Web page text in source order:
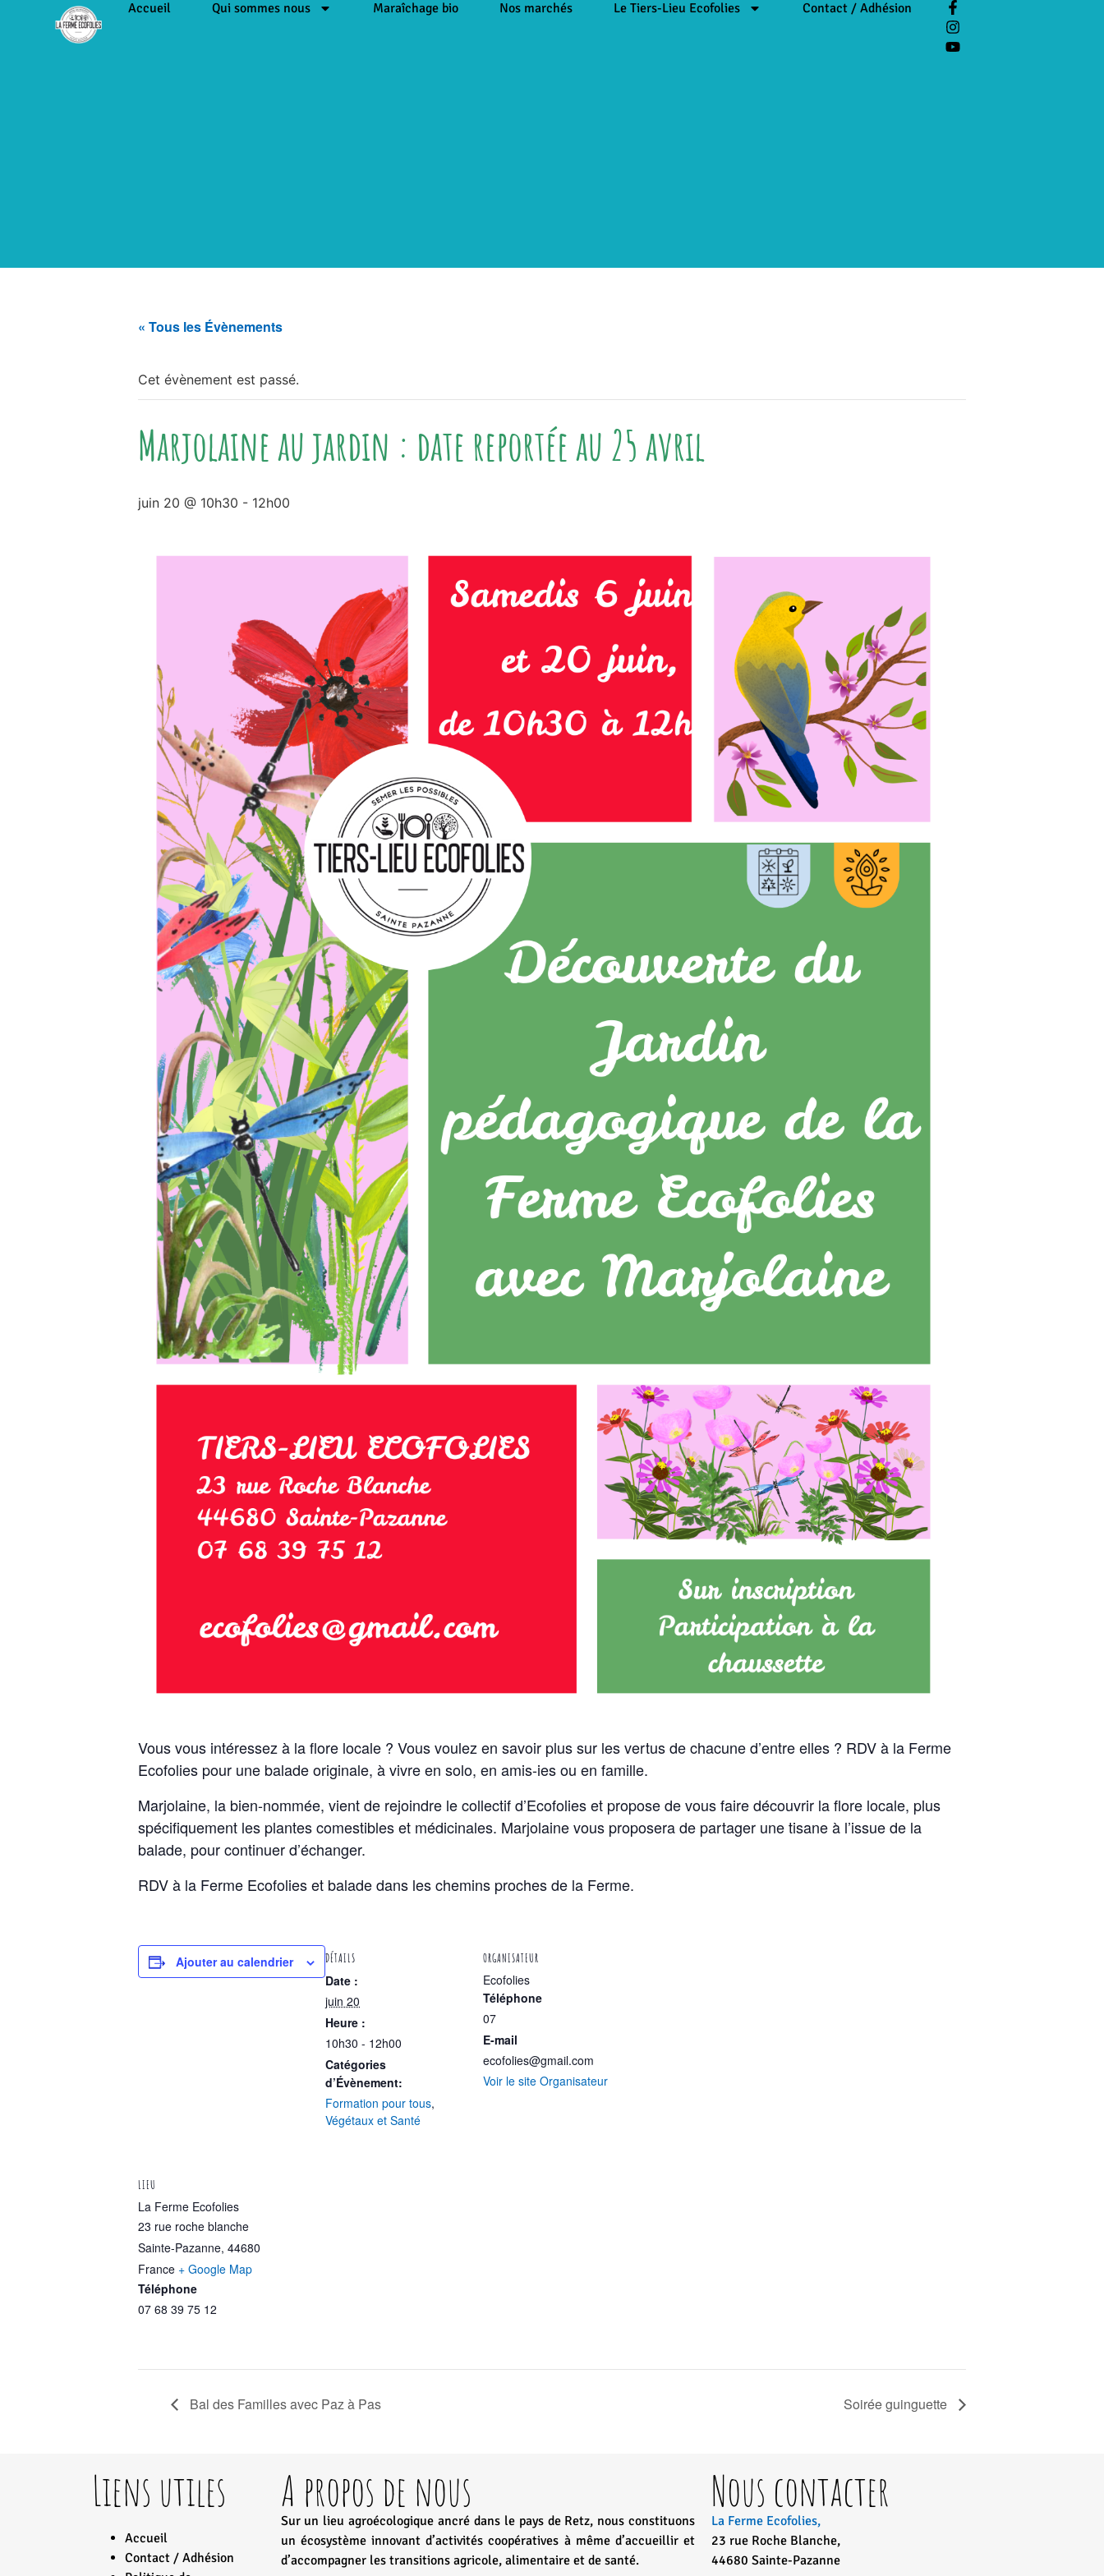
Accueil Qui sommes nous Maraîchage bio Nos marchés Le Tiers-Lieu Ecofolies Contact / Adhésion
« Tous les Évènements
Cet évènement est passé.
Marjolaine au jardin : date reportée au 25 avril
juin 20 @ 10h30 - 12h00
Vous vous intéressez à la flore locale ? Vous voulez en savoir plus sur les vertus de chacune d’entre elles ? RDV à la Ferme
Ecofolies pour une balade originale, à vivre en solo, en amis-ies ou en famille.
Marjolaine, la bien-nommée, vient de rejoindre le collectif d’Ecofolies et propose de vous faire découvrir la flore locale, plus
spécifiquement les plantes comestibles et médicinales. Marjolaine vous proposera de partager une tisane à l’issue de la
balade, pour continuer d’échanger.
RDV à la Ferme Ecofolies et balade dans les chemins proches de la Ferme.
Ajouter au calendrier DÉTAILS
Date :
juin 20
Heure :
10h30 - 12h00
Catégories
d’Évènement:
Formation pour tous,
Végétaux et Santé
ORGANISATEUR
Ecofolies
Téléphone
07
E-mail
ecofolies@gmail.com
Voir le site Organisateur
LIEU
La Ferme Ecofolies
23 rue roche blanche
Sainte-Pazanne, 44680
France + Google Map
Téléphone
07 68 39 75 12
Bal des Familles avec Paz à Pas Soirée guinguette
Liens utiles
Accueil
Contact / Adhésion
A propos de nous
Sur un lieu agroécologique ancré dans le pays de Retz, nous constituons
un écosystème innovant d’activités coopératives à même d’accueillir et
d’accompagner les transitions agricole, alimentaire et de santé.
Nous contacter
La Ferme Ecofolies,
23 rue Roche Blanche,
44680 Sainte-Pazanne